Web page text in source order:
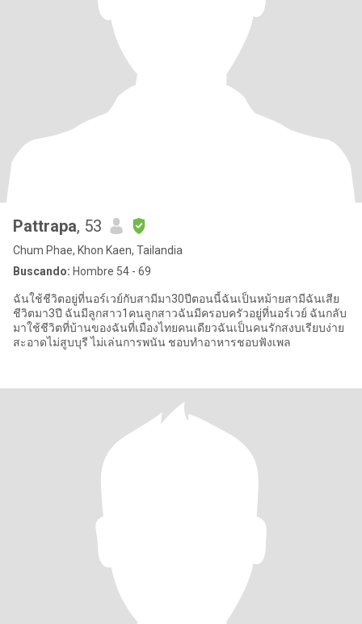
Pattrapa, 53
Chum Phae, Khon Kaen, Tailandia
Buscando: Hombre 54 - 69
ฉันใช้ชีวิตอยู่ที่นอร์เวย์กับสามีมา30ปีตอนนี้ฉันเป็นหม้ายสามีฉันเสีย
ชีวิตมา3ปี ฉันมีลูกสาว1คนลูกสาวฉันมีครอบครัวอยู่ที่นอร์เวย์ ฉันกลับ
มาใช้ชีวิตที่บ้านของฉันที่เมืองไทยคนเดียวฉันเป็นคนรักสงบเรียบง่าย
สะอาดไม่สูบบุรี ไม่เล่นการพนัน ชอบทำอาหารชอบฟังเพล